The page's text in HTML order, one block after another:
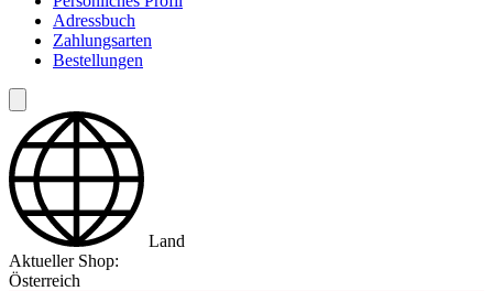
Adressbuch
Zahlungsarten
Bestellungen
Land
Aktueller Shop:
Österreich